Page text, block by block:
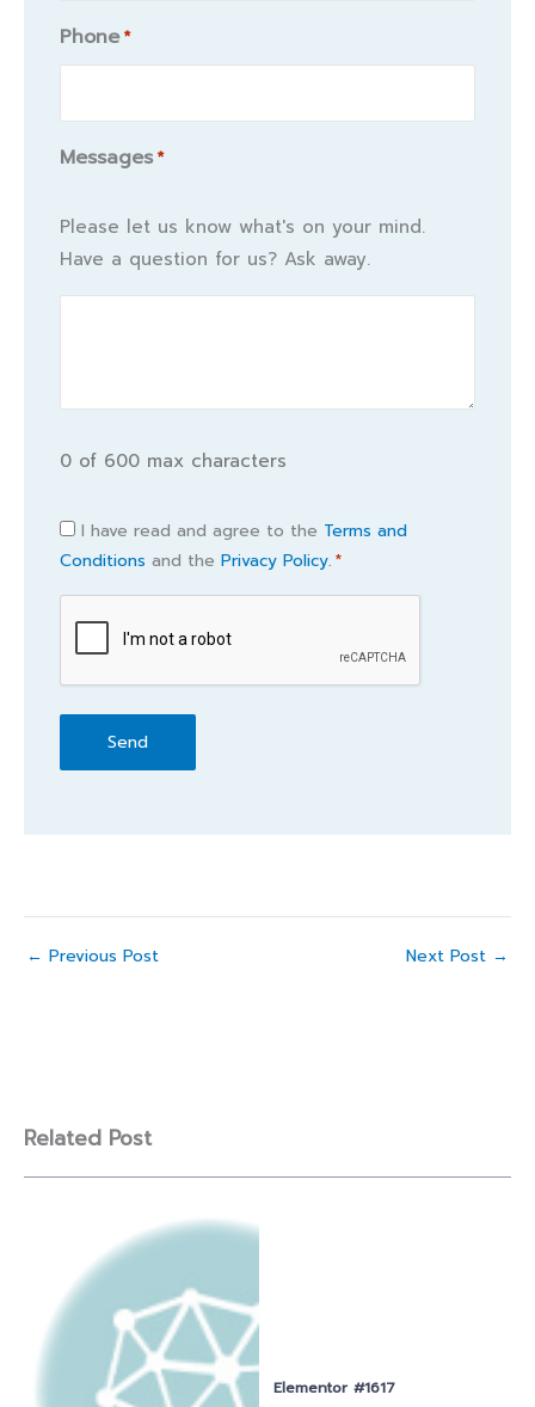
Phone *
Messages *
Please let us know what's on your mind.
Have a question for us? Ask away.
0 of 600 max characters
Consent
*
I have read and agree to the Terms and
Conditions and the Privacy Policy. *
← Previous Post Next Post →
Related Post
Elementor #1617